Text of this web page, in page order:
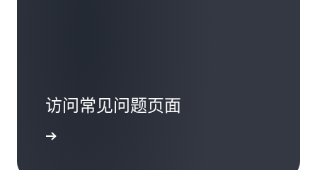
访问常见问题页面